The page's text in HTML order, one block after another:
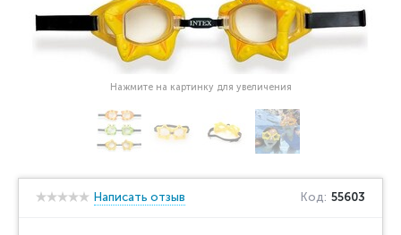
Нажмите на картинку для увеличения
Написать отзыв Код: 55603